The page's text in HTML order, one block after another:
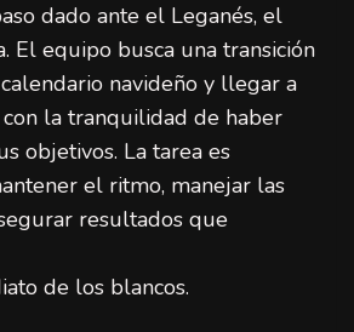
dado ante el Leganés, el
El equipo busca una transición
navideño y llegar a
la tranquilidad de haber
objetivos. La tarea es
el ritmo, manejar las
resultados que
de los blancos.